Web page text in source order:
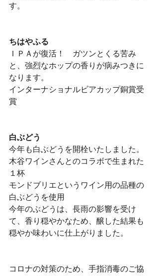
す。
ちはやふる
ＩＰＡが復活！　ガツンとくる苦み
と、強烈なホップの香りが病みつきに
なります。
インターナショナルビアカップ銅賞受
賞
白ぶどう
今年も白ぶどうを開栓いたしました。
木谷ワインさんとのコラボで生まれた
１杯
モンドブリエというワイン用の品種の
白ぶどうを使用
今年のぶどうは、長雨の影響を受け
て、香り穏やかなため、醸した結果も
穏やか味わいに仕上がりました。
コロナの対策のため、手指消毒のご協